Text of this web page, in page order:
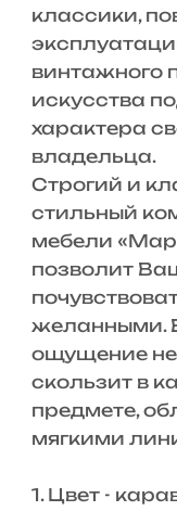
классики,
винтажного
искусства
характера
владельца.
Строгий и
стильный
мебели
позволит
желанными.
ощущение
скользит в
предмете,
мягкими
1. Цвет -